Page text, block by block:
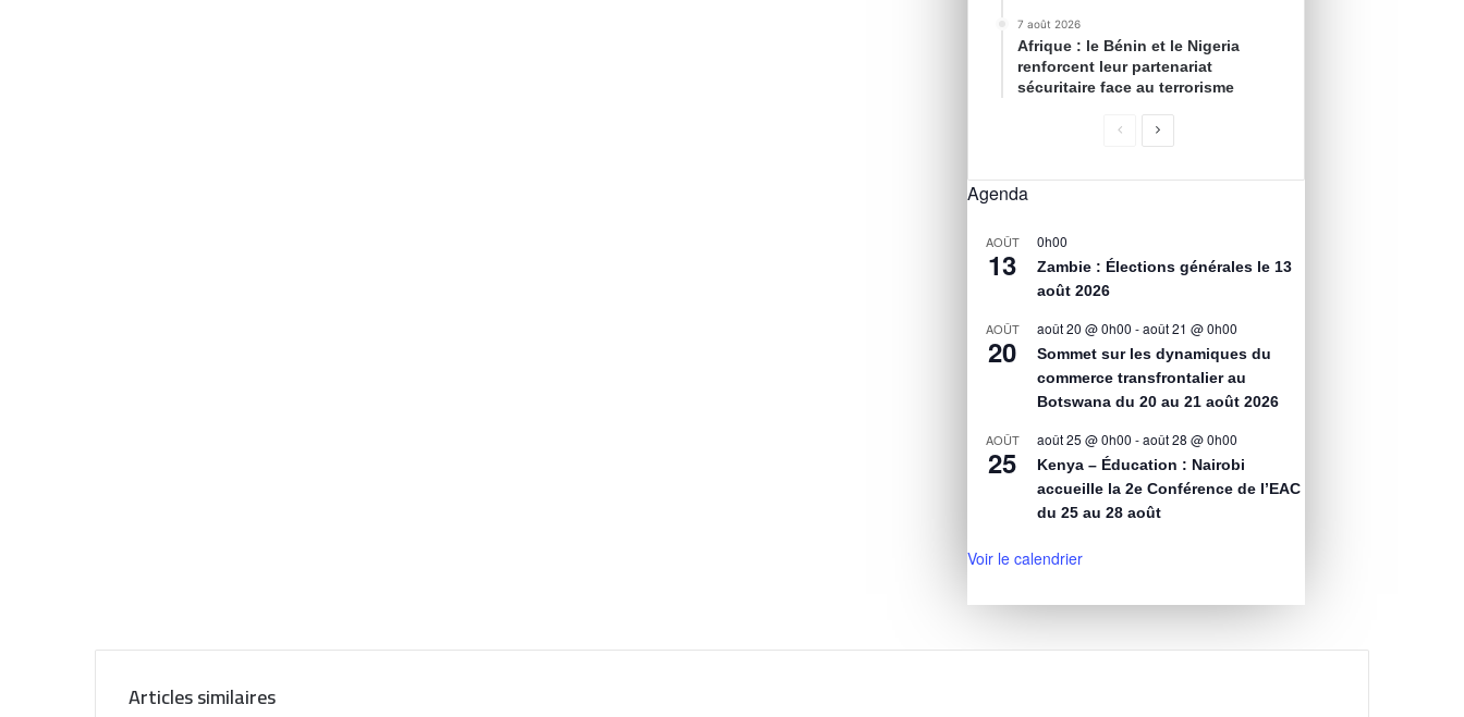
7 août 2026
Afrique : le Bénin et le Nigeria
renforcent leur partenariat
sécuritaire face au terrorisme
Agenda
AOÛT
13
0h00
Zambie : Élections générales le 13
août 2026
AOÛT
20
août 20 @ 0h00 -août 21 @ 0h00
Sommet sur les dynamiques du
commerce transfrontalier au
Botswana du 20 au 21 août 2026
AOÛT
25
août 25 @ 0h00 -août 28 @ 0h00
Kenya – Éducation : Nairobi
accueille la 2e Conférence de l’EAC
du 25 au 28 août
Voir le calendrier
Articles similaires